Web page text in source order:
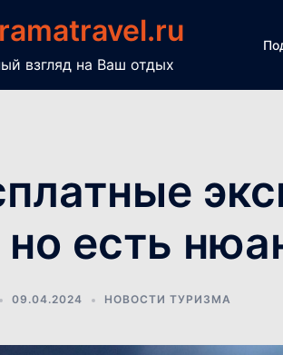
взгляд на Ваш отдых
есть
09.04.2024 НОВОСТИ ТУРИЗМА